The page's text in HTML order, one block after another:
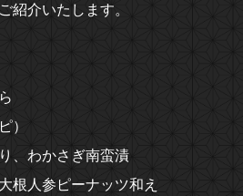
紹介いたします。
）
、わかさぎ南蛮漬
人参ピーナッツ和え